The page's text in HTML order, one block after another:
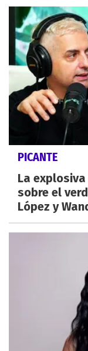
PICANTE
La
sobre el
López y